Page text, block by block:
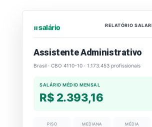
⏐⏐⏐ salário RELATÓRIO
Assistente Administrativo
Brasil · CBO 4110-10 · 1.173.453 profissionais
SALÁRIO MÉDIO MENSAL
R$ 2.393,16
PISO MEDIANA MÉDIA